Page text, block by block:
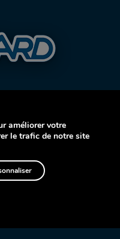
améliorer votre
le trafic de notre site